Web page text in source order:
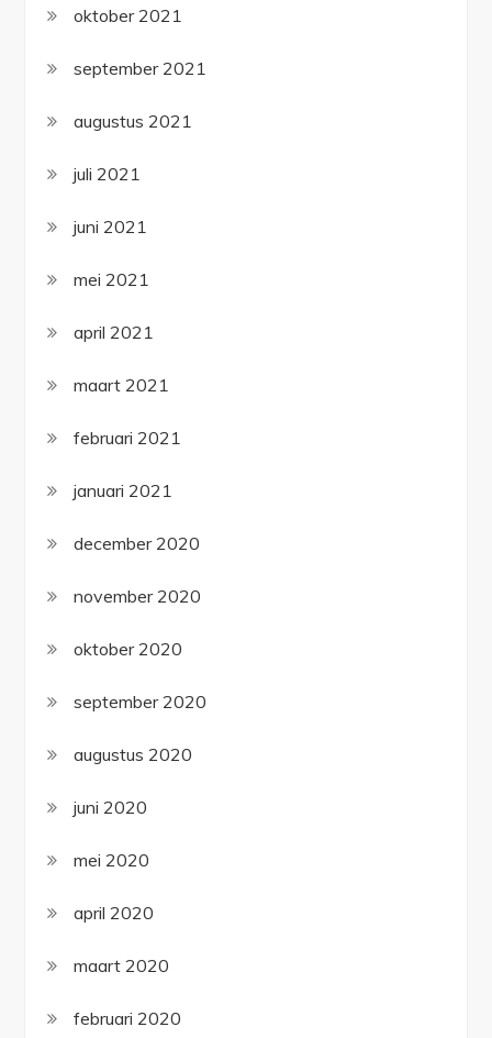
oktober 2021
september 2021
augustus 2021
juli 2021
juni 2021
mei 2021
april 2021
maart 2021
februari 2021
januari 2021
december 2020
november 2020
oktober 2020
september 2020
augustus 2020
juni 2020
mei 2020
april 2020
maart 2020
februari 2020